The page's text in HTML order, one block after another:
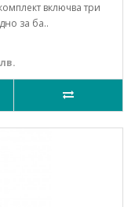
включва три
за ба..